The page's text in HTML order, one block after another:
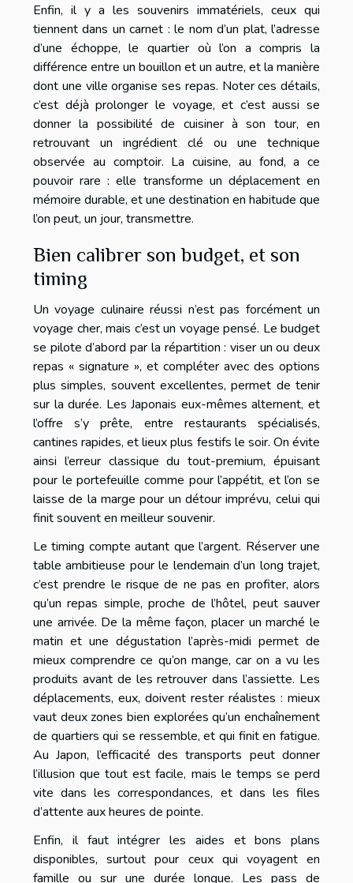
Enfin, il y a les souvenirs immatériels, ceux qui
tiennent dans un carnet : le nom d’un plat, l’adresse
d’une échoppe, le quartier où l’on a compris la
différence entre un bouillon et un autre, et la manière
dont une ville organise ses repas. Noter ces détails,
c’est déjà prolonger le voyage, et c’est aussi se
donner la possibilité de cuisiner à son tour, en
retrouvant un ingrédient clé ou une technique
observée au comptoir. La cuisine, au fond, a ce
pouvoir rare : elle transforme un déplacement en
mémoire durable, et une destination en habitude que
l’on peut, un jour, transmettre.
Bien calibrer son budget, et son
timing
Un voyage culinaire réussi n’est pas forcément un
voyage cher, mais c’est un voyage pensé. Le budget
se pilote d’abord par la répartition : viser un ou deux
repas « signature », et compléter avec des options
plus simples, souvent excellentes, permet de tenir
sur la durée. Les Japonais eux-mêmes alternent, et
l’offre s’y prête, entre restaurants spécialisés,
cantines rapides, et lieux plus festifs le soir. On évite
ainsi l’erreur classique du tout-premium, épuisant
pour le portefeuille comme pour l’appétit, et l’on se
laisse de la marge pour un détour imprévu, celui qui
finit souvent en meilleur souvenir.
Le timing compte autant que l’argent. Réserver une
table ambitieuse pour le lendemain d’un long trajet,
c’est prendre le risque de ne pas en profiter, alors
qu’un repas simple, proche de l’hôtel, peut sauver
une arrivée. De la même façon, placer un marché le
matin et une dégustation l’après-midi permet de
mieux comprendre ce qu’on mange, car on a vu les
produits avant de les retrouver dans l’assiette. Les
déplacements, eux, doivent rester réalistes : mieux
vaut deux zones bien explorées qu’un enchaînement
de quartiers qui se ressemble, et qui finit en fatigue.
Au Japon, l’efficacité des transports peut donner
l’illusion que tout est facile, mais le temps se perd
vite dans les correspondances, et dans les files
d’attente aux heures de pointe.
Enfin, il faut intégrer les aides et bons plans
disponibles, surtout pour ceux qui voyagent en
famille ou sur une durée longue. Les pass de